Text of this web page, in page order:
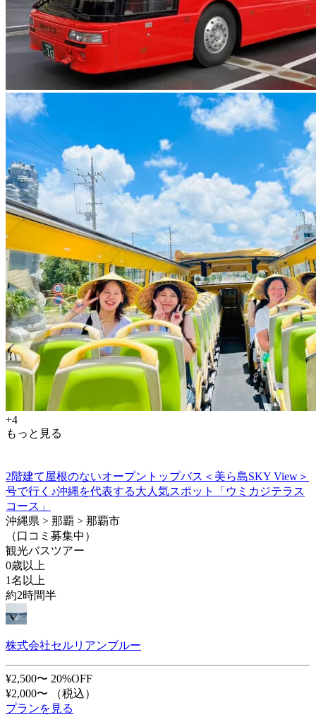
+4
もっと見る
2階建て屋根のないオープントップバス＜美ら島SKY View＞
号で行く♪沖縄を代表する大人気スポット「ウミカジテラス
コース」
沖縄県 > 那覇 > 那覇市
（口コミ募集中）
観光バスツアー
0歳以上
1名以上
約2時間半
株式会社セルリアンブルー
¥2,500〜 20%OFF
¥2,000〜
（税込）
プランを見る